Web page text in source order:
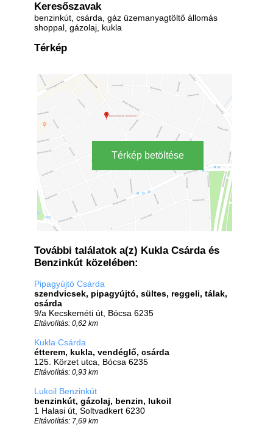
Keresőszavak
benzinkút, csárda, gáz üzemanyagtöltő állomás
shoppal, gázolaj, kukla
Térkép
Térkép betöltése
További találatok a(z) Kukla Csárda és
Benzinkút közelében:
Pipagyújtó Csárda
szendvicsek, pipagyújtó, sültes, reggeli, tálak,
csárda
9/a Kecskeméti út, Bócsa 6235
Eltávolítás: 0,62 km
Kukla Csárda
étterem, kukla, vendéglő, csárda
125. Körzet utca, Bócsa 6235
Eltávolítás: 0,93 km
Lukoil Benzinkút
benzinkút, gázolaj, benzin, lukoil
1 Halasi út, Soltvadkert 6230
Eltávolítás: 7,69 km